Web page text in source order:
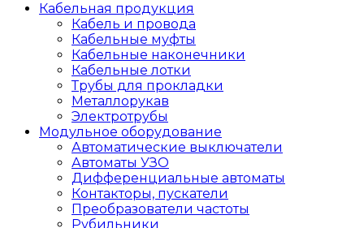
Кабельная продукция
Кабель и провода
Кабельные муфты
Кабельные наконечники
Кабельные лотки
Трубы для прокладки
Металлорукав
Электротрубы
Модульное оборудование
Автоматические выключатели
Автоматы УЗО
Дифференциальные автоматы
Контакторы, пускатели
Преобразователи частоты
Рубильники